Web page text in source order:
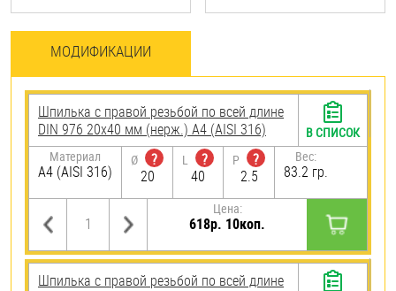
МОДИФИКАЦИИ
Шпилька с правой резьбой по всей длине
DIN 976 20х40 мм (нерж.) A4 (AISI 316)
Материал
A4 (AISI 316)
Ø
?
20
L
?
40
P
?
2.5
Вес:
83.2 гр.
Цена:
618р. 10коп.
В СПИСОК
Шпилька с правой резьбой по всей длине